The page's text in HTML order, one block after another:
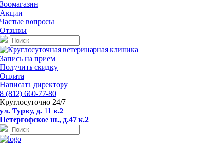
Зоомагазин
Акции
Частые вопросы
Отзывы
Запись на прием
Получить скидку
Оплата
Написать директору
8 (812) 660-77-80
Круглосуточно 24/7
ул. Турку, д. 11 к.2
Петергофское ш., д.47 к.2